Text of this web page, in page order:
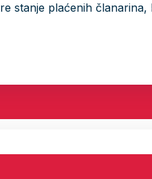
stanje plaćenih članarina,